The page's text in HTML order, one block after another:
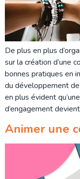
De plus en plus
sur la création d’une
bonnes pratiques en
du développement
en plus évident
d’engagement
Animer une